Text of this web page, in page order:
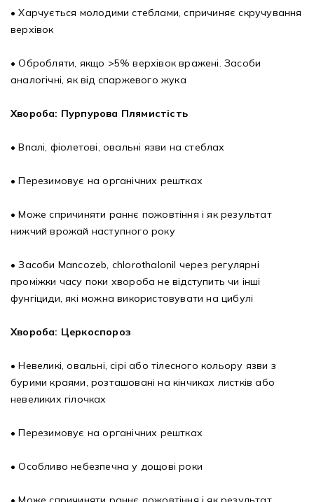
• Харчується молодими стеблами, спричиняє скручування
верхівок
• Обробляти, якщо >5% верхівок вражені. Засоби
аналогічні, як від спаржевого жука
Хвороба: Пурпурова Плямистість
• Впалі, фіолетові, овальні язви на стеблах
• Перезимовує на органічних рештках
• Може спричиняти раннє пожовтіння і як результат
нижчий врожай наступного року
• Засоби Mancozeb, chlorothalonil через регулярні
проміжки часу поки хвороба не відступить чи інші
фунгіциди, які можна використовувати на цибулі
Хвороба: Церкоспороз
• Невеликі, овальні, сірі або тілесного кольору язви з
бурими краями, розташовані на кінчиках листків або
невеликих гілочках
• Перезимовує на органічних рештках
• Особливо небезпечна у дощові роки